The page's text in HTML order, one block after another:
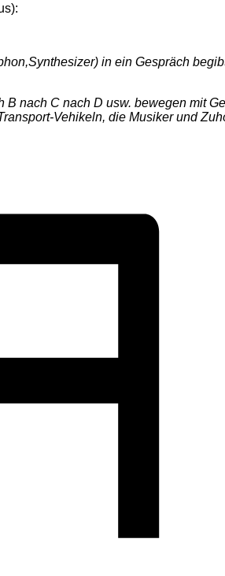
in ein Gespräch
nach C nach D usw. bewegen mit
Vehikeln, die Musiker und